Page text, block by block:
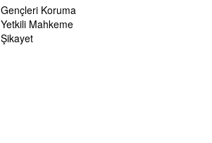
Gençleri Koruma
Yetkili Mahkeme
Şikayet